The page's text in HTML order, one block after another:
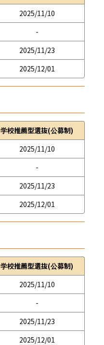
2025/11/10
-
2025/11/23
2025/12/01
学校推薦型選抜(公募制)
2025/11/10
-
2025/11/23
2025/12/01
学校推薦型選抜(公募制)
2025/11/10
-
2025/11/23
2025/12/01